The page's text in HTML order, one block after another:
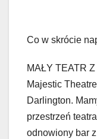
Co w skrócie
MAŁY TEATR
Majestic
Darlington.
przestrzeń
odnowiony bar